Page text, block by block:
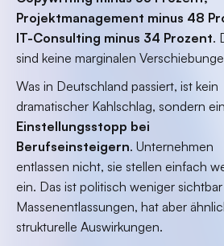
Projektmanagement minus 48
IT-Consulting minus 34 Prozent.
sind keine marginalen
Was in Deutschland passiert, ist kein
dramatischer Kahlschlag, sondern ein
Einstellungsstopp bei
Berufseinsteigern. Unternehmen
entlassen nicht, sie stellen einfach
ein. Das ist politisch weniger sichtbar
Massenentlassungen, hat aber
strukturelle Auswirkungen.